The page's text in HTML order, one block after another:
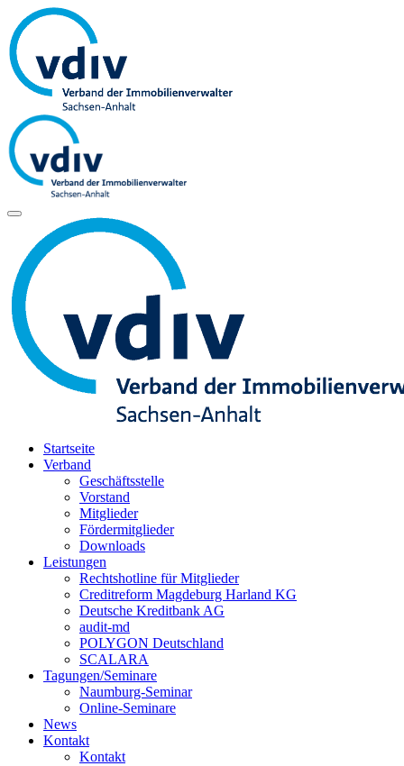
Startseite
Verband
Geschäftsstelle
Vorstand
Mitglieder
Fördermitglieder
Downloads
Leistungen
Rechtshotline für Mitglieder
Creditreform Magdeburg Harland KG
Deutsche Kreditbank AG
audit-md
POLYGON Deutschland
SCALARA
Tagungen/Seminare
Naumburg-Seminar
Online-Seminare
News
Kontakt
Kontakt